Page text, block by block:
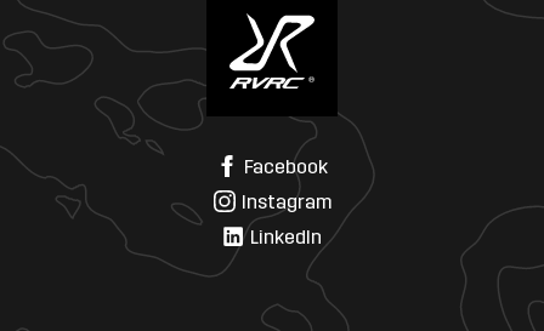
Facebook
Instagram
LinkedIn